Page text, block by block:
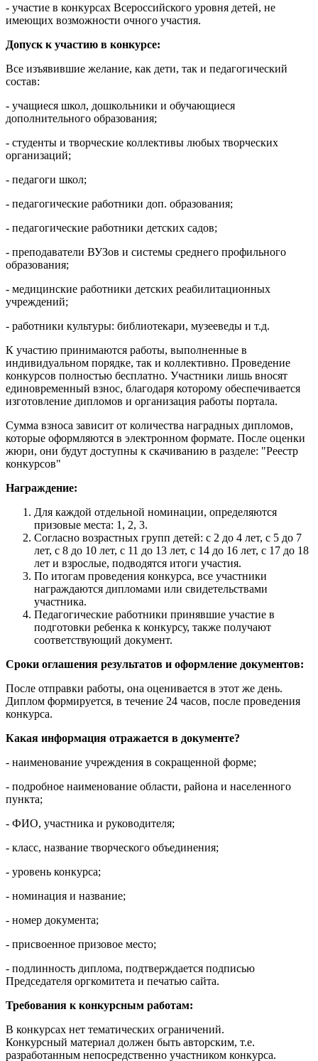
- участие в конкурсах Всероссийского уровня детей, не
имеющих возможности очного участия.
Допуск к участию в конкурсе:
Все изъявившие желание, как дети, так и педагогический
состав:
- учащиеся школ, дошкольники и обучающиеся
дополнительного образования;
- студенты и творческие коллективы любых творческих
организаций;
- педагоги школ;
- педагогические работники доп. образования;
- педагогические работники детских садов;
- преподаватели ВУЗов и системы среднего профильного
образования;
- медицинские работники детских реабилитационных
учреждений;
- работники культуры: библиотекари, музееведы и т.д.
К участию принимаются работы, выполненные в
индивидуальном порядке, так и коллективно. Проведение
конкурсов полностью бесплатно. Участники лишь вносят
единовременный взнос, благодаря которому обеспечивается
изготовление дипломов и организация работы портала.
Сумма взноса зависит от количества наградных дипломов,
которые оформляются в электронном формате. После оценки
жюри, они будут доступны к скачиванию в разделе: "Реестр
конкурсов"
Награждение:
Для каждой отдельной номинации, определяются
призовые места: 1, 2, 3.
Согласно возрастных групп детей: с 2 до 4 лет, с 5 до 7
лет, с 8 до 10 лет, с 11 до 13 лет, с 14 до 16 лет, с 17 до 18
лет и взрослые, подводятся итоги участия.
По итогам проведения конкурса, все участники
награждаются дипломами или свидетельствами
участника.
Педагогические работники принявшие участие в
подготовки ребенка к конкурсу, также получают
соответствующий документ.
Сроки оглашения результатов и оформление документов:
После отправки работы, она оценивается в этот же день.
Диплом формируется, в течение 24 часов, после проведения
конкурса.
Какая информация отражается в документе?
- наименование учреждения в сокращенной форме;
- подробное наименование области, района и населенного
пункта;
- ФИО, участника и руководителя;
- класс, название творческого объединения;
- уровень конкурса;
- номинация и название;
- номер документа;
- присвоенное призовое место;
- подлинность диплома, подтверждается подписью
Председателя оргкомитета и печатью сайта.
Требования к конкурсным работам:
В конкурсах нет тематических ограничений.
Конкурсный материал должен быть авторским, т.е.
разработанным непосредственно участником конкурса.